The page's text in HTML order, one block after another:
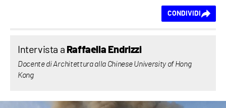
CONDIVIDI
Intervista a Raffaella Endrizzi
Docente di Architettura alla Chinese University of Hong
Kong